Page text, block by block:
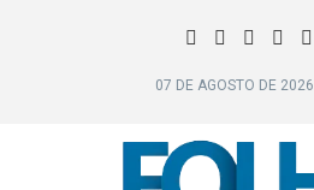
07 DE AGOSTO DE 2026